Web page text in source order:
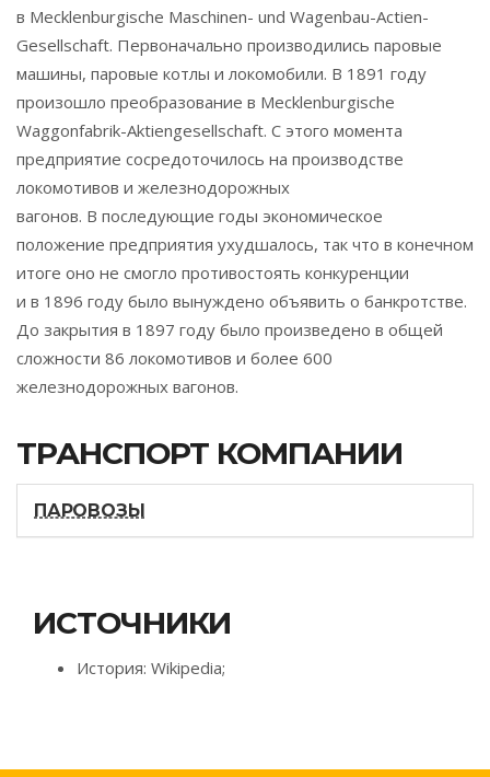
в Mecklenburgische Maschinen- und Wagenbau-Actien-
Gesellschaft. Первоначально производились паровые
машины, паровые котлы и локомобили. В 1891 году
произошло преобразование в Mecklenburgische
Waggonfabrik-Aktiengesellschaft. С этого момента
предприятие сосредоточилось на производстве
локомотивов и железнодорожных
вагонов. В последующие годы экономическое
положение предприятия ухудшалось, так что в конечном
итоге оно не смогло противостоять конкуренции
и в 1896 году было вынуждено объявить о банкротстве.
До закрытия в 1897 году было произведено в общей
сложности 86 локомотивов и более 600
железнодорожных вагонов.
ТРАНСПОРТ КОМПАНИИ
ПАРОВОЗЫ
ИСТОЧНИКИ
История: Wikipedia;